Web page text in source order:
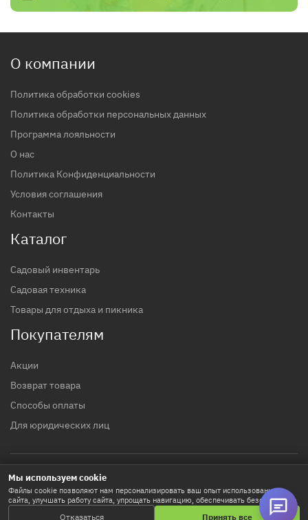
О компании
Политика обработки cookies
Политика обработки персональных данных
Программа лояльности
О нас
Политика Конфиденциальности
Условия соглашения
Контакты
Каталог
Садовый инвентарь
Садовая техника
Товары для отдыха и пикника
Покупателям
Акции
Возврат товара
Способы оплаты
Для юридических лиц
© 2017 - 2026 гг. Строительный магазин INTTOOLS
Политика конфиденциальности
Мы используем cookie
Файлы cookie позволяют нам персонализировать ваш опыт использования
сайта, улучшать работу сайта, упрощать навигацию, обеспечивать безопасность
и используются для маркетинговых активностей. Нажимая «Принять все», вы
Отказаться Принять все